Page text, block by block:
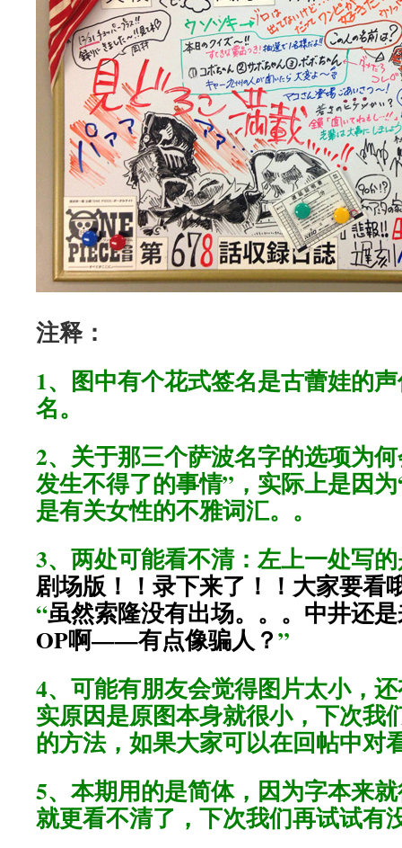
注释：
1、图中有个花式签名是古蕾娃的
名。
2、关于那三个萨波名字的选项为
发生不得了的事情”，实际上是因
是有关女性的不雅词汇。。
3、两处可能看不清：左上一处写
剧场版！！录下来了！！大家要看
“虽然索隆没有出场。。。中井还
OP啊——有点像骗人？”
4、可能有朋友会觉得图片太小，
实原因是原图本身就很小，下次我
的方法，如果大家可以在回帖中对
5、本期用的是简体，因为字本来
就更看不清了，下次我们再试试有